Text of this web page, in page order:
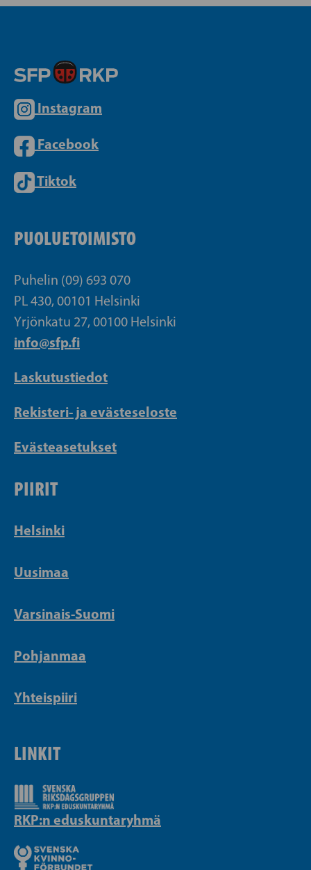
Instagram
Facebook
Tiktok
PUOLUETOIMISTO
Puhelin (09) 693 070
PL 430, 00101 Helsinki
Yrjönkatu 27, 00100 Helsinki
info@sfp.fi
Laskutustiedot
Rekisteri- ja evästeseloste
Evästeasetukset
PIIRIT
Helsinki
Uusimaa
Varsinais-Suomi
Pohjanmaa
Yhteispiiri
LINKIT
RKP:n eduskuntaryhmä